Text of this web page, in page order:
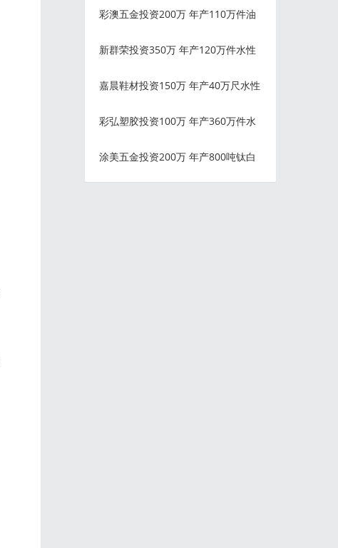
彩澳五金投资200万 年产110万件油
新群荣投资350万 年产120万件水性
嘉晨鞋材投资150万 年产40万尺水性
彩弘塑胶投资100万 年产360万件水
涂美五金投资200万 年产800吨钛白